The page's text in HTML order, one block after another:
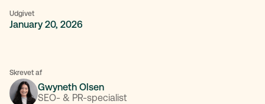
Udgivet
January 20, 2026
Skrevet af
Gwyneth Olsen
SEO- & PR-specialist